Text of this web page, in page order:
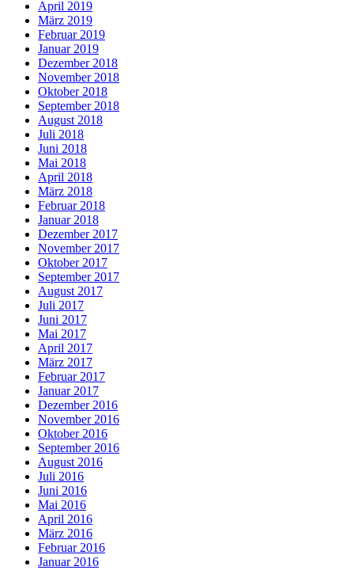
April 2019
März 2019
Februar 2019
Januar 2019
Dezember 2018
November 2018
Oktober 2018
September 2018
August 2018
Juli 2018
Juni 2018
Mai 2018
April 2018
März 2018
Februar 2018
Januar 2018
Dezember 2017
November 2017
Oktober 2017
September 2017
August 2017
Juli 2017
Juni 2017
Mai 2017
April 2017
März 2017
Februar 2017
Januar 2017
Dezember 2016
November 2016
Oktober 2016
September 2016
August 2016
Juli 2016
Juni 2016
Mai 2016
April 2016
März 2016
Februar 2016
Januar 2016